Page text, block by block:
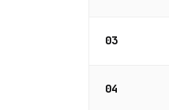
03
04